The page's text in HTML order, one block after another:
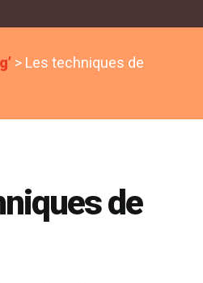
> Les techniques de
de